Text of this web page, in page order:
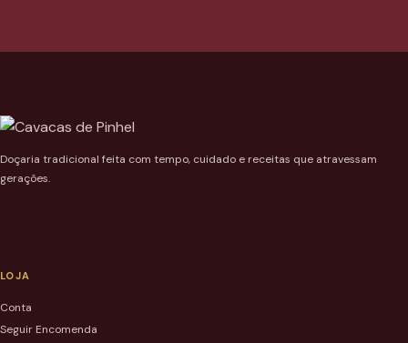
Doçaria tradicional feita com tempo, cuidado e receitas que atravessam
gerações.
LOJA
Conta
Seguir Encomenda